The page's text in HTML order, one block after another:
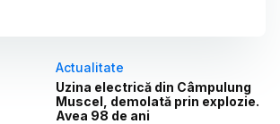
Actualitate
Uzina electrică din Câmpulung
Muscel, demolată prin explozie.
Avea 98 de ani